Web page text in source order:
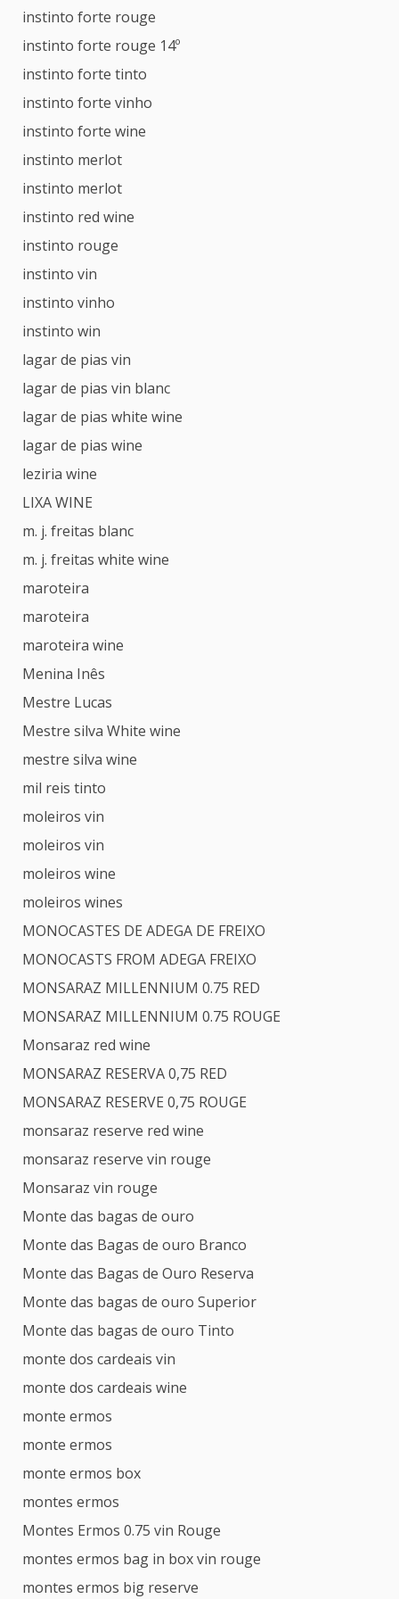
instinto forte rouge
instinto forte rouge 14º
instinto forte tinto
instinto forte vinho
instinto forte wine
instinto merlot
instinto merlot
instinto red wine
instinto rouge
instinto vin
instinto vinho
instinto win
lagar de pias vin
lagar de pias vin blanc
lagar de pias white wine
lagar de pias wine
leziria wine
LIXA WINE
m. j. freitas blanc
m. j. freitas white wine
maroteira
maroteira
maroteira wine
Menina Inês
Mestre Lucas
Mestre silva White wine
mestre silva wine
mil reis tinto
moleiros vin
moleiros vin
moleiros wine
moleiros wines
MONOCASTES DE ADEGA DE FREIXO
MONOCASTS FROM ADEGA FREIXO
MONSARAZ MILLENNIUM 0.75 RED
MONSARAZ MILLENNIUM 0.75 ROUGE
Monsaraz red wine
MONSARAZ RESERVA 0,75 RED
MONSARAZ RESERVE 0,75 ROUGE
monsaraz reserve red wine
monsaraz reserve vin rouge
Monsaraz vin rouge
Monte das bagas de ouro
Monte das Bagas de ouro Branco
Monte das Bagas de Ouro Reserva
Monte das bagas de ouro Superior
Monte das bagas de ouro Tinto
monte dos cardeais vin
monte dos cardeais wine
monte ermos
monte ermos
monte ermos box
montes ermos
Montes Ermos 0.75 vin Rouge
montes ermos bag in box vin rouge
montes ermos big reserve